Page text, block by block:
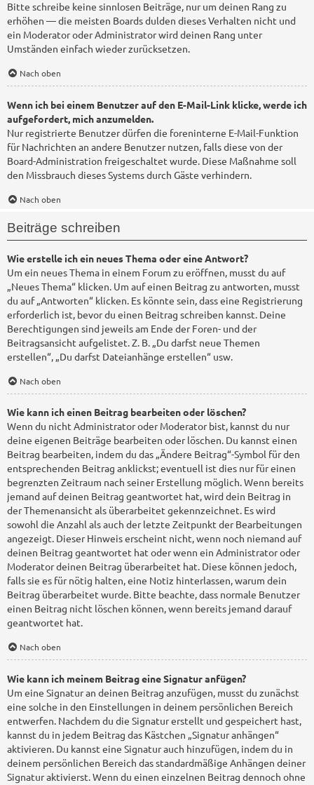
Bitte schreibe keine sinnlosen Beiträge, nur um deinen Rang zu
erhöhen — die meisten Boards dulden dieses Verhalten nicht und
ein Moderator oder Administrator wird deinen Rang unter
Umständen einfach wieder zurücksetzen.
Nach oben
Wenn ich bei einem Benutzer auf den E-Mail-Link klicke, werde ich
aufgefordert, mich anzumelden.
Nur registrierte Benutzer dürfen die foreninterne E-Mail-Funktion
für Nachrichten an andere Benutzer nutzen, falls diese von der
Board-Administration freigeschaltet wurde. Diese Maßnahme soll
den Missbrauch dieses Systems durch Gäste verhindern.
Nach oben
Beiträge schreiben
Wie erstelle ich ein neues Thema oder eine Antwort?
Um ein neues Thema in einem Forum zu eröffnen, musst du auf
„Neues Thema“ klicken. Um auf einen Beitrag zu antworten, musst
du auf „Antworten“ klicken. Es könnte sein, dass eine Registrierung
erforderlich ist, bevor du einen Beitrag schreiben kannst. Deine
Berechtigungen sind jeweils am Ende der Foren- und der
Beitragsansicht aufgelistet. Z. B. „Du darfst neue Themen
erstellen“, „Du darfst Dateianhänge erstellen“ usw.
Nach oben
Wie kann ich einen Beitrag bearbeiten oder löschen?
Wenn du nicht Administrator oder Moderator bist, kannst du nur
deine eigenen Beiträge bearbeiten oder löschen. Du kannst einen
Beitrag bearbeiten, indem du das „Ändere Beitrag“-Symbol für den
entsprechenden Beitrag anklickst; eventuell ist dies nur für einen
begrenzten Zeitraum nach seiner Erstellung möglich. Wenn bereits
jemand auf deinen Beitrag geantwortet hat, wird dein Beitrag in
der Themenansicht als überarbeitet gekennzeichnet. Es wird
sowohl die Anzahl als auch der letzte Zeitpunkt der Bearbeitungen
angezeigt. Dieser Hinweis erscheint nicht, wenn noch niemand auf
deinen Beitrag geantwortet hat oder wenn ein Administrator oder
Moderator deinen Beitrag überarbeitet hat. Diese können jedoch,
falls sie es für nötig halten, eine Notiz hinterlassen, warum dein
Beitrag überarbeitet wurde. Bitte beachte, dass normale Benutzer
einen Beitrag nicht löschen können, wenn bereits jemand darauf
geantwortet hat.
Nach oben
Wie kann ich meinem Beitrag eine Signatur anfügen?
Um eine Signatur an deinen Beitrag anzufügen, musst du zunächst
eine solche in den Einstellungen in deinem persönlichen Bereich
entwerfen. Nachdem du die Signatur erstellt und gespeichert hast,
kannst du in jedem Beitrag das Kästchen „Signatur anhängen“
aktivieren. Du kannst eine Signatur auch hinzufügen, indem du in
deinem persönlichen Bereich das standardmäßige Anhängen deiner
Signatur aktivierst. Wenn du einen einzelnen Beitrag dennoch ohne